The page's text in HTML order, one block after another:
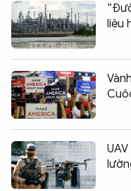
liệu